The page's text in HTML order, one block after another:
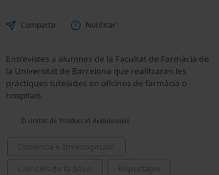
Compartir Notificar
Entrevistes a alumnes de la Facultat de Farmàcia de
la Universitat de Barcelona que realitzaran les
pràctiques tutelades en oficines de farmàcia o
hospitals.
© Unitat de Producció Audiovisual
Docencia e Investigación
Ciències de la Salut
Reportajes